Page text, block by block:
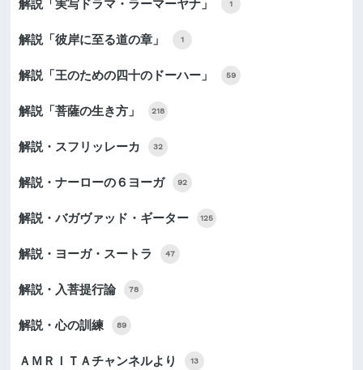
解説「実写ドラマ・ラーマーヤナ」 1
解説「彼岸に至る道の章」 1
解説「王のための四十のドーハー」 59
解説「菩薩の生き方」 218
解説・スフリッレーカ 32
解説・ナーローの６ヨーガ 92
解説・バガヴァッド・ギーター 125
解説・ヨーガ・スートラ 47
解説・入菩提行論 78
解説・心の訓練 89
ＡＭＲＩＴＡチャンネルより 13